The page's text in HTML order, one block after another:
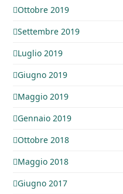
Ottobre 2019
Settembre 2019
Luglio 2019
Giugno 2019
Maggio 2019
Gennaio 2019
Ottobre 2018
Maggio 2018
Giugno 2017